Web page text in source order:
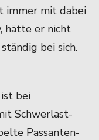
immer mit dabei
hätte er nicht
bei sich.
bei
Schwerlast-
Passanten-